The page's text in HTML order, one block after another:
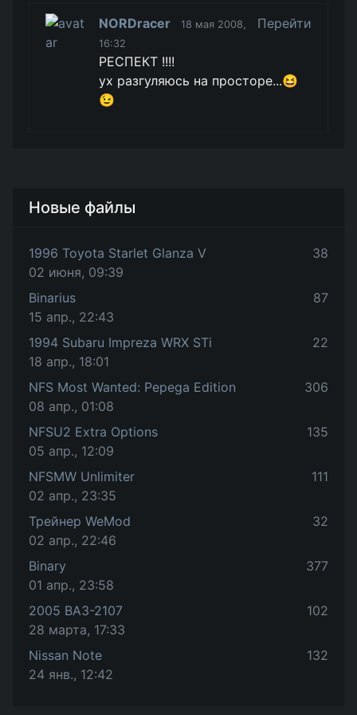
NORDracer
18 мая 2008,
16:32
Перейти
РЕСПЕКТ !!!!
ух разгуляюсь на просторе...😆
😉
Новые файлы
1996 Toyota Starlet Glanza V
02 июня, 09:39
38
Binarius
15 апр., 22:43
87
1994 Subaru Impreza WRX STi
18 апр., 18:01
22
NFS Most Wanted: Pepega Edition
08 апр., 01:08
306
NFSU2 Extra Options
05 апр., 12:09
135
NFSMW Unlimiter
02 апр., 23:35
111
Трейнер WeMod
02 апр., 22:46
32
Binary
01 апр., 23:58
377
2005 ВАЗ-2107
28 марта, 17:33
102
Nissan Note
24 янв., 12:42
132